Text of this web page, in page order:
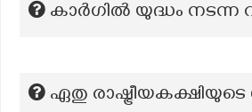
കാർഗിൽ യുദ്ധം നടന്ന
ഏതു